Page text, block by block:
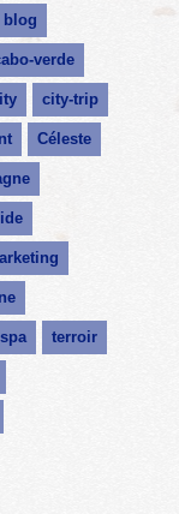
blog
verde
city-trip
Céleste
spa terroir